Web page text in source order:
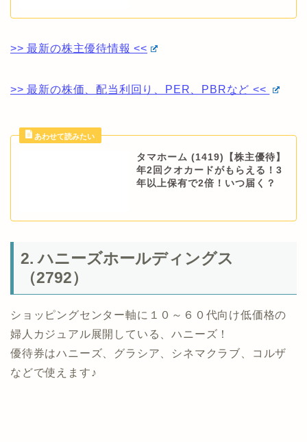
>> 最新の株主優待情報 <<
>> 最新の株価、配当利回り、PER、PBRなど <<
タマホーム (1419)【株主優待】
年2回クオカードがもらえる！3
年以上保有で2倍！いつ届く？
2. ハニーズホールディングス
（2792）
ショッピングセンター軸に１０～６０代向け低価格の
婦人カジュアル展開している、ハニーズ！
優待券はハニーズ、グラシア、シネマクラブ、コルザ
などで使えます♪